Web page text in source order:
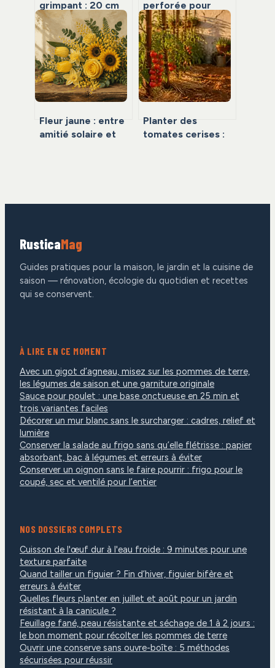
grimpant : 20 cm
du mur et les 3
périodes clés pour
une floraison
spectaculaire
perforée pour
jardin : réduire la
prise au vent de 72
% avec le sur-
mesure
Fleur jaune : entre
amitié solaire et
Planter des
tomates cerises :
RusticaMag
Guides pratiques pour la maison, le jardin et la cuisine de
saison — rénovation, écologie du quotidien et recettes
qui se conservent.
À LIRE EN CE MOMENT
Avec un gigot d’agneau, misez sur les pommes de terre,
les légumes de saison et une garniture originale
Sauce pour poulet : une base onctueuse en 25 min et
trois variantes faciles
Décorer un mur blanc sans le surcharger : cadres, relief et
lumière
Conserver la salade au frigo sans qu’elle flétrisse : papier
absorbant, bac à légumes et erreurs à éviter
Conserver un oignon sans le faire pourrir : frigo pour le
coupé, sec et ventilé pour l’entier
NOS DOSSIERS COMPLETS
Cuisson de l'œuf dur à l'eau froide : 9 minutes pour une
texture parfaite
Quand tailler un figuier ? Fin d’hiver, figuier bifère et
erreurs à éviter
Quelles fleurs planter en juillet et août pour un jardin
résistant à la canicule ?
Feuillage fané, peau résistante et séchage de 1 à 2 jours :
le bon moment pour récolter les pommes de terre
Ouvrir une conserve sans ouvre-boîte : 5 méthodes
sécurisées pour réussir